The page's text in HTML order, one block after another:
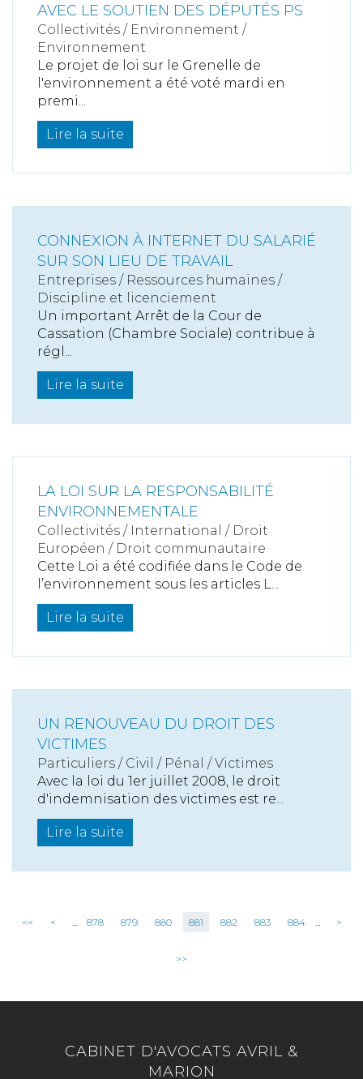
AVEC LE SOUTIEN DES DÉPUTÉS PS
Collectivités / Environnement /
Environnement
Le projet de loi sur le Grenelle de
l'environnement a été voté mardi en
premi...
Lire la suite
CONNEXION À INTERNET DU SALARIÉ
SUR SON LIEU DE TRAVAIL
Entreprises / Ressources humaines /
Discipline et licenciement
Un important Arrêt de la Cour de
Cassation (Chambre Sociale) contribue à
régl...
Lire la suite
LA LOI SUR LA RESPONSABILITÉ
ENVIRONNEMENTALE
Collectivités / International / Droit
Européen / Droit communautaire
Cette Loi a été codifiée dans le Code de
l’environnement sous les articles L...
Lire la suite
UN RENOUVEAU DU DROIT DES
VICTIMES
Particuliers / Civil / Pénal /Victimes
Avec la loi du 1er juillet 2008, le droit
d'indemnisation des victimes est re...
Lire la suite
<< < ... 878 879 880 881 882 883 884 ... >
>>
CABINET D'AVOCATS AVRIL &
MARION